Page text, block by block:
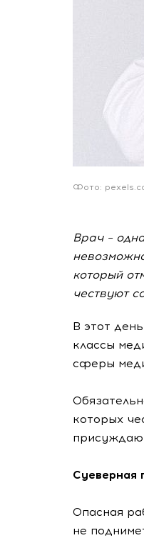
Фото:
Врач –
который
чествуют
В этот
классы
сферы
которых
Суеверная
Опасная
не